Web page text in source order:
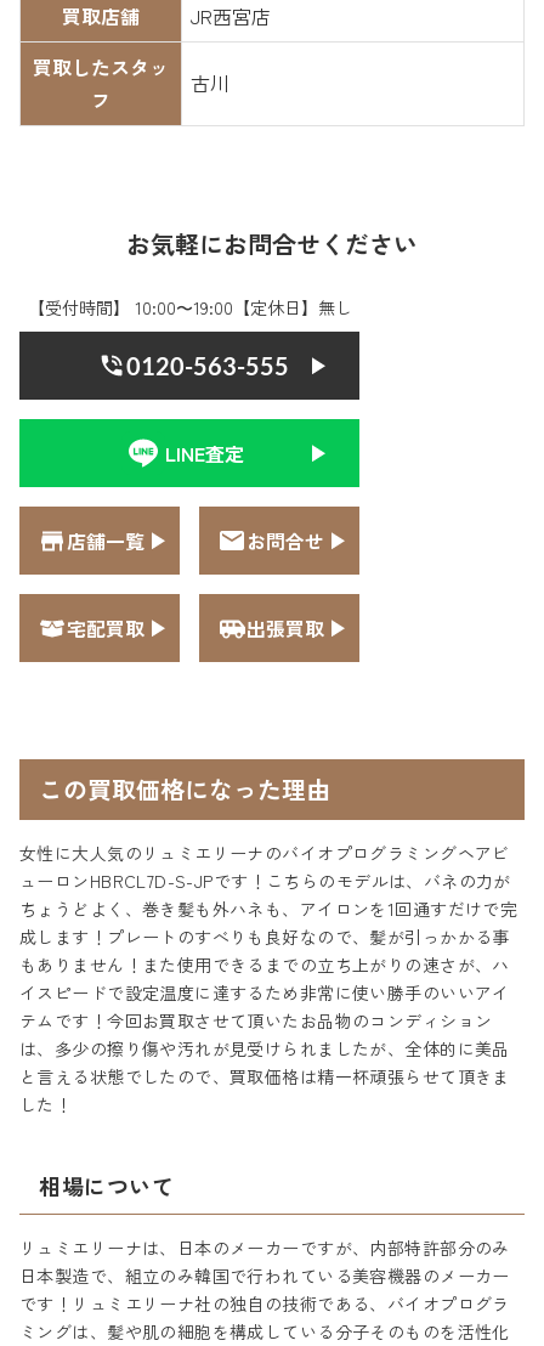
買取店舗
JR西宮店
買取したスタッ
フ
古川
お気軽にお問合せください
【受付時間】 10:00〜19:00【定休日】無し
0120-563-555
LINE査定
店舗一覧 お問合せ
宅配買取 出張買取
この買取価格になった理由
女性に大人気のリュミエリーナのバイオプログラミングヘアビ
ューロンHBRCL7D-S-JPです！こちらのモデルは、バネの力が
ちょうどよく、巻き髪も外ハネも、アイロンを1回通すだけで完
成します！プレートのすべりも良好なので、髪が引っかかる事
もありません！また使用できるまでの立ち上がりの速さが、ハ
イスピードで設定温度に達するため非常に使い勝手のいいアイ
テムです！今回お買取させて頂いたお品物のコンディション
は、多少の擦り傷や汚れが見受けられましたが、全体的に美品
と言える状態でしたので、買取価格は精一杯頑張らせて頂きま
した！
相場について
リュミエリーナは、日本のメーカーですが、内部特許部分のみ
日本製造で、組立のみ韓国で行われている美容機器のメーカー
です！リュミエリーナ社の独自の技術である、バイオプログラ
ミングは、髪や肌の細胞を構成している分子そのものを活性化